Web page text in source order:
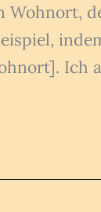
Wohnort,
Ich